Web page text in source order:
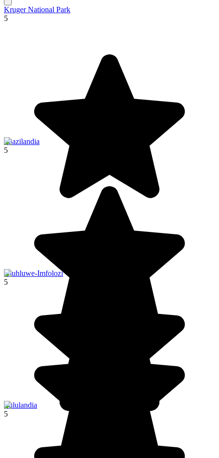
Kruger National Park
5
Suazilandia
5
Hluhluwe-Imfolozi
5
Zululandia
5